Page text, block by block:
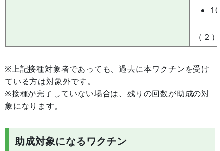
（２
※上記接種対象者であっても、過去に本ワクチンを受け
ている方は対象外です。
※接種が完了していない場合は、残りの回数が助成の対
象になります。
助成対象になるワクチン